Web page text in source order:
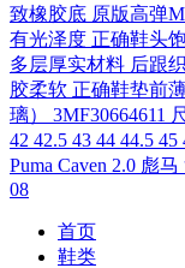
致橡胶底 原版高弹
有光泽度 正确鞋头
多层厚实材料 后跟
胶柔软 正确鞋垫前
璃） 3MF30664611
42 42.5 43 44 44.5
Puma Caven 2.0 彪
08
首页
鞋类